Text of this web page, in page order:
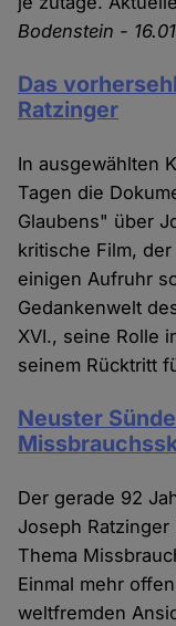
Bodenstein -
Das
Ratzinger
In ausgewählten
Tagen die
Glaubens" über
kritische Film,
einigen Aufruhr
Gedankenwelt
XVI., seine Rolle
seinem Rücktritt
Neuster
Der gerade 92
Joseph
Thema
Einmal mehr
weltfremden